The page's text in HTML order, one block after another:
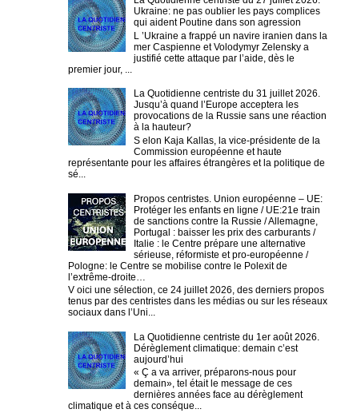
Ukraine: ne pas oublier les pays complices
qui aident Poutine dans son agression
L ’Ukraine a frappé un navire iranien dans la
mer Caspienne et Volodymyr Zelensky a
justifié cette attaque par l’aide, dès le
premier jour, ...
La Quotidienne centriste du 31 juillet 2026.
Jusqu’à quand l’Europe acceptera les
provocations de la Russie sans une réaction
à la hauteur?
S elon Kaja Kallas, la vice-présidente de la
Commission européenne et haute
représentante pour les affaires étrangères et la politique de
sé...
Propos centristes. Union européenne – UE:
Protéger les enfants en ligne / UE:21e train
de sanctions contre la Russie / Allemagne,
Portugal : baisser les prix des carburants /
Italie : le Centre prépare une alternative
sérieuse, réformiste et pro-européenne /
Pologne: le Centre se mobilise contre le Polexit de
l’extrême-droite…
V oici une sélection, ce 24 juillet 2026, des derniers propos
tenus par des centristes dans les médias ou sur les réseaux
sociaux dans l’Uni...
La Quotidienne centriste du 1er août 2026.
Dérèglement climatique: demain c’est
aujourd’hui
« Ç a va arriver, préparons-nous pour
demain», tel était le message de ces
dernières années face au dérèglement
climatique et à ces conséque...